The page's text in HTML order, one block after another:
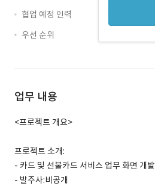
협업 예정 인력
우선 순위
업무 내용
<프로젝트 개요>
프로젝트 소개:
- 카드 및 선불카드 서비스 업무 화면 개발
- 발주사:비공개